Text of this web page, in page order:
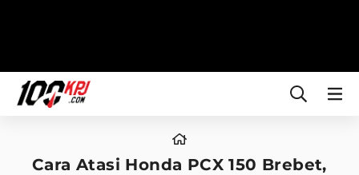
Cara Atasi Honda PCX 150 Brebet,